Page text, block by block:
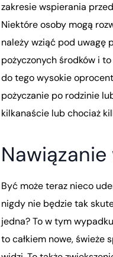
zakresie wspierania
Niektóre osoby mogą
należy wziąć pod uwagę
pożyczonych środków i
do tego wysokie
pożyczanie po rodzinie
kilkanaście lub chociaż
Być może teraz nieco
nigdy nie będzie tak
jedna? To w tym
to całkiem nowe, świeże